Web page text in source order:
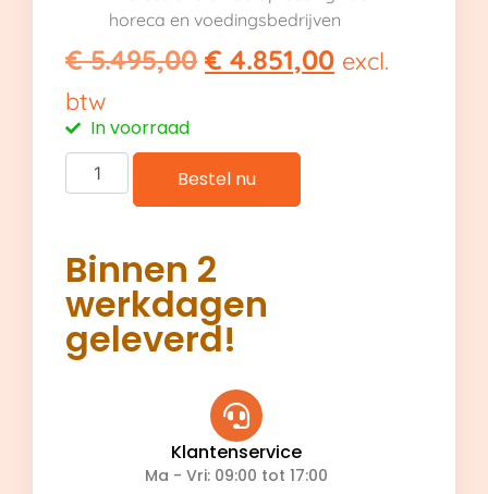
horeca en voedingsbedrijven
€5.495,00 € 4.851,00 excl.
btw
In voorraad
Bestel nu
Binnen 2
werkdagen
geleverd!
Klantenservice
Ma - Vri: 09:00 tot 17:00